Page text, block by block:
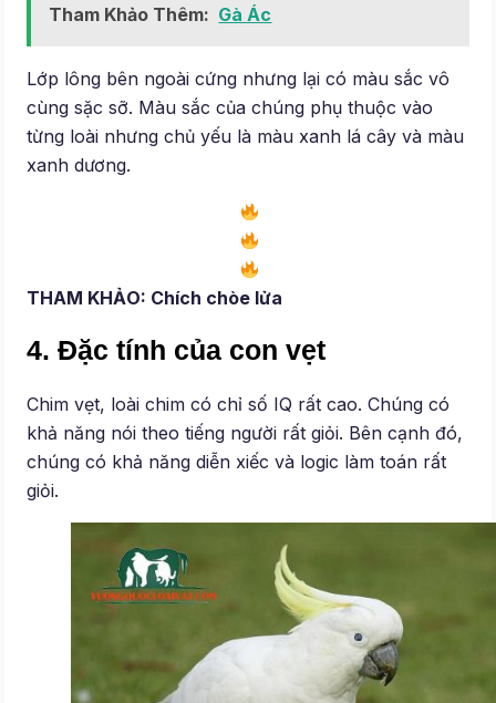
Tham Khảo Thêm: Gà Ác
Lớp lông bên ngoài cứng nhưng lại có màu sắc vô
cùng sặc sỡ. Màu sắc của chúng phụ thuộc vào
từng loài nhưng chủ yếu là màu xanh lá cây và màu
xanh dương.
THAM KHẢO: Chích chòe lửa
4. Đặc tính của con vẹt
Chim vẹt, loài chim có chỉ số IQ rất cao. Chúng có
khả năng nói theo tiếng người rất giỏi. Bên cạnh đó,
chúng có khả năng diễn xiếc và logic làm toán rất
giỏi.